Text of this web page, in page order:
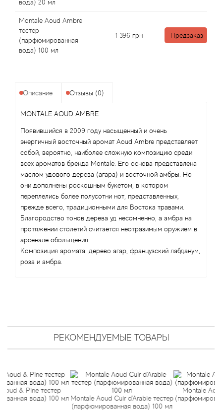
вода) 20 мл
Montale Aoud Ambre
тестер
(парфюмированная
вода) 100 мл
1 396 грн Предзаказ
Описание Отзывы (0)
MONTALE AOUD AMBRE
Появившийся в 2009 году насыщенный и очень
энергичный восточный аромат Aoud Ambre представляет
собой, вероятно, наиболее сложную композицию среди
всех ароматов бренда Montale. Его основа представлена
маслом удового дерева (агара) и восточной амбры. Но
они дополнены роскошным букетом, в котором
переплелись более полусотни нот, представленных,
прежде всего, традиционными для Востока травами.
Благородство тонов дерева уд несомненно, а амбра на
протяжении столетий считается неотразимым оружием в
арсенале обольщения.
Композиция аромата: дерево агар, французский лабданум,
роза и амбра.
РЕКОМЕНДУЕМЫЕ ТОВАРЫ
тестер
вода) 100 мл Montale Aoud Cuir d'Arabie тестер
(парфюмированная вода) 100 мл
Montale Aoud
(парфюмированная
Alfred Dunhill
Alyson Oldoini
American Crew
Amouage
Amouroud
Andre L'Arom
Angel Schlesser
Anima Mundi
Anna Sui
Annayake
Antonia's Flowers
Antonio Puig